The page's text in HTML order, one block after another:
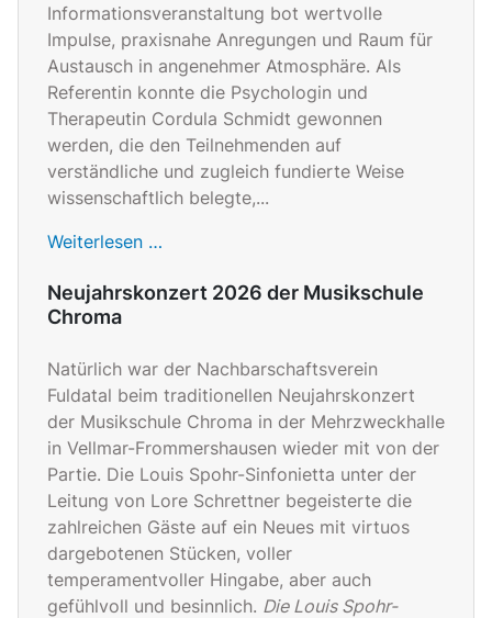
Informationsveranstaltung bot wertvolle
Impulse, praxisnahe Anregungen und Raum für
Austausch in angenehmer Atmosphäre. Als
Referentin konnte die Psychologin und
Therapeutin Cordula Schmidt gewonnen
werden, die den Teilnehmenden auf
verständliche und zugleich fundierte Weise
wissenschaftlich belegte,...
Weiterlesen …
Neujahrskonzert 2026 der Musikschule
Chroma
Natürlich war der Nachbarschaftsverein
Fuldatal beim traditionellen Neujahrskonzert
der Musikschule Chroma in der Mehrzweckhalle
in Vellmar-Frommershausen wieder mit von der
Partie. Die Louis Spohr-Sinfonietta unter der
Leitung von Lore Schrettner begeisterte die
zahlreichen Gäste auf ein Neues mit virtuos
dargebotenen Stücken, voller
temperamentvoller Hingabe, aber auch
gefühlvoll und besinnlich. Die Louis Spohr-